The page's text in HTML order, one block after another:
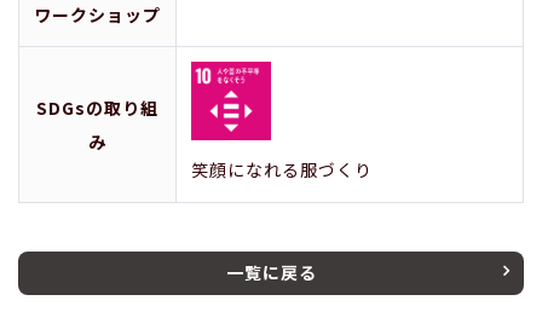
ワークショップ
SDGsの取り組
み
笑顔になれる服づくり
一覧に戻る